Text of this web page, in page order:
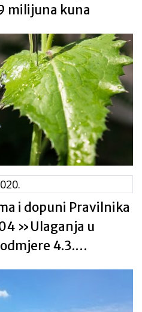
milijuna kuna
i dopuni Pravilnika
»Ulaganja u
4.3.
i
i šumarstva«,